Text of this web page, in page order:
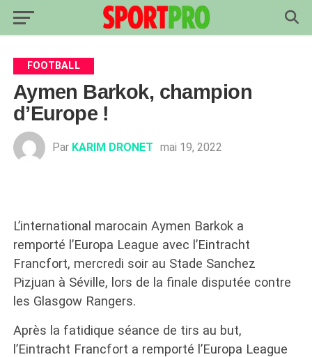
FOOTBALL
Aymen Barkok, champion
d’Europe !
Par KARIM DRONET mai 19, 2022
L’international marocain Aymen Barkok a
remporté l’Europa League avec l’Eintracht
Francfort, mercredi soir au Stade Sanchez
Pizjuan à Séville, lors de la finale disputée contre
les Glasgow Rangers.
Après la fatidique séance de tirs au but,
l’Eintracht Francfort a remporté l’Europa League